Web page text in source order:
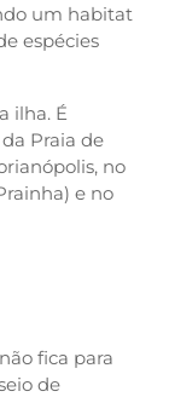
um habitat
espécies
ilha. É
Praia de
no
e no
fica para
de